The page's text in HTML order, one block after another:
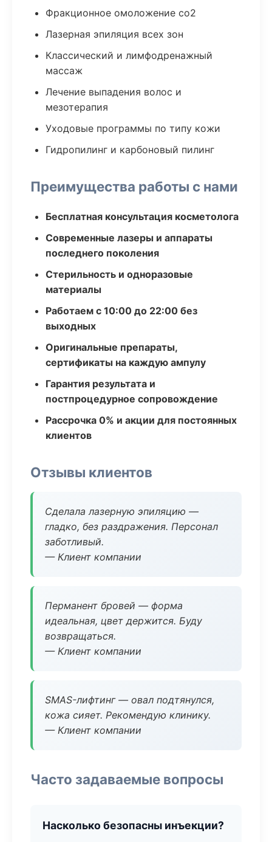
Фракционное омоложение co2
Лазерная эпиляция всех зон
Классический и лимфодренажный
массаж
Лечение выпадения волос и
мезотерапия
Уходовые программы по типу кожи
Гидропилинг и карбоновый пилинг
Преимущества работы с нами
Бесплатная консультация косметолога
Современные лазеры и аппараты
последнего поколения
Стерильность и одноразовые
материалы
Работаем с 10:00 до 22:00 без
выходных
Оригинальные препараты,
сертификаты на каждую ампулу
Гарантия результата и
постпроцедурное сопровождение
Рассрочка 0% и акции для постоянных
клиентов
Отзывы клиентов
Сделала лазерную эпиляцию —
гладко, без раздражения. Персонал
заботливый.
— Клиент компании
Перманент бровей — форма
идеальная, цвет держится. Буду
возвращаться.
— Клиент компании
SMAS-лифтинг — овал подтянулся,
кожа сияет. Рекомендую клинику.
— Клиент компании
Часто задаваемые вопросы
Насколько безопасны инъекции?